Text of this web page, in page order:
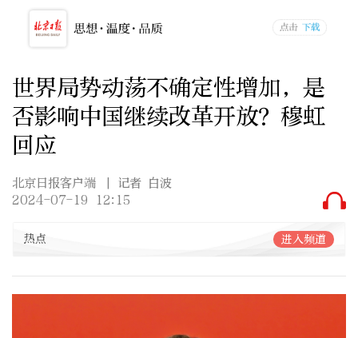
世界局势动荡不确定性增加，是
否影响中国继续改革开放？穆虹
回应
北京日报客户端
| 记者 白波
2024-07-19 12:15
热点 进入频道